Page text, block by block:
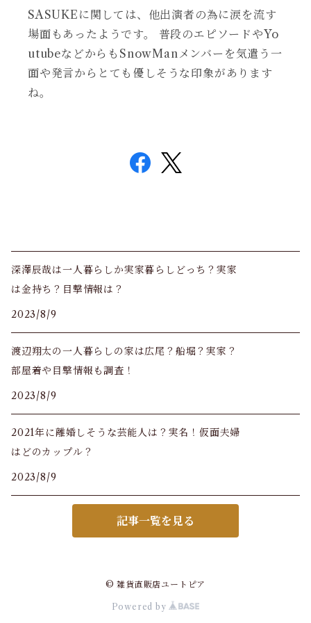
SASUKEに関しては、他出演者の為に涙を流す
場面もあったようです。 普段のエピソードやYo
utubeなどからもSnowManメンバーを気遣う一
面や発言からとても優しそうな印象があります
ね。
深澤辰哉は一人暮らしか実家暮らしどっち？実家
は金持ち？目撃情報は？
2023/8/9
渡辺翔太の一人暮らしの家は広尾？船堀？実家？
部屋着や目撃情報も調査！
2023/8/9
2021年に離婚しそうな芸能人は？実名！仮面夫婦
はどのカップル？
2023/8/9
記事一覧を見る
© 雑貨直販店ユートピア
Powered by